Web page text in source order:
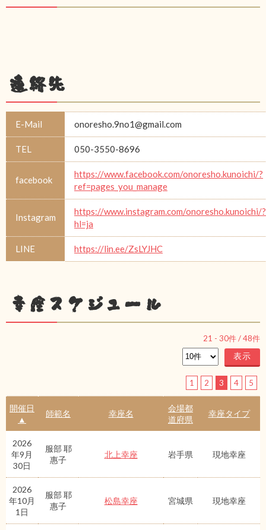
連絡先
E-Mail onoresho.9no1@gmail.com
TEL 050-3550-8696
facebook
https://www.facebook.com/onoresho.kunoichi/?
ref=pages_you_manage
Instagram
https://www.instagram.com/onoresho.kunoichi/?
hl=ja
LINE https://lin.ee/ZsLYJHC
幸座スケジュール
21 - 30件 /48件
1 2 3 4 5
開催日
▲
師範名 幸座名
会場都
道府県
幸座タイプ
2026
年9月
30日
服部 耶
惠子
北上幸座 岩手県 現地幸座
2026
年10月
1日
服部 耶
惠子
松島幸座 宮城県 現地幸座